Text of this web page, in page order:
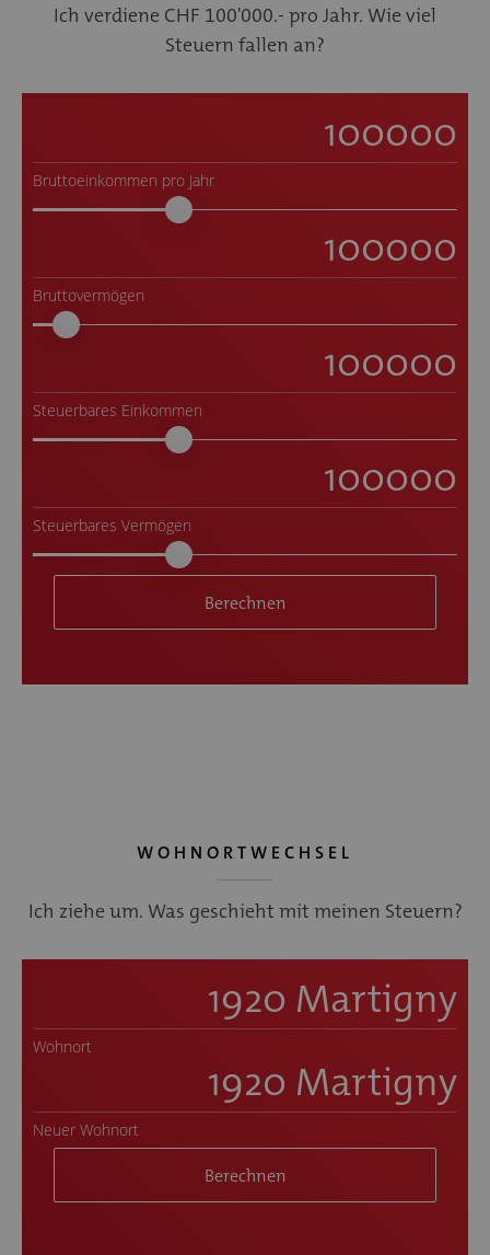
Ich verdiene CHF 100'000.- pro Jahr. Wie viel
Steuern fallen an?
Bruttoeinkommen pro Jahr
Bruttovermögen
Steuerbares Einkommen
Steuerbares Vermögen
Berechnen
WOHNORTWECHSEL
Ich ziehe um. Was geschieht mit meinen Steuern?
Wohnort
Neuer Wohnort
Berechnen